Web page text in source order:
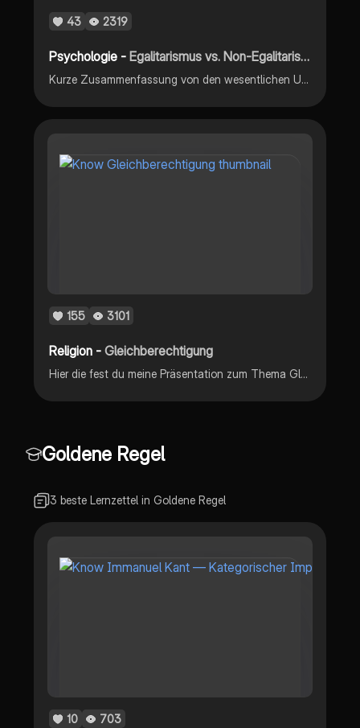
43 2319
Psychologie -Egalitarismus vs. Non-Egalitarismus
Kurze Zusammenfassung von den wesentlichen Unterschieden
155 3101
Religion -Gleichberechtigung
Hier die fest du meine Präsentation zum Thema Gleichberechtigung. Viel Erfolg!
Goldene Regel
3 beste Lernzettel in Goldene Regel
10 703